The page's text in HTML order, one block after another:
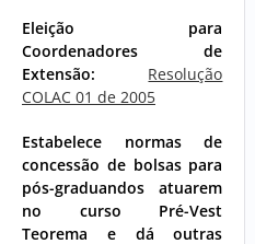
Eleição para
Coordenadores de
Extensão:
Resolução
COLAC 01 de 2005
Estabelece normas de
concessão de bolsas para
pós-graduandos atuarem
no curso Pré-Vest
Teorema e dá outras